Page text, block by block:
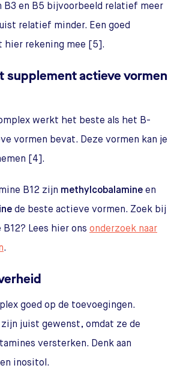
B3 en B5 bijvoorbeeld relatief meer
relatief minder. Een goed
hier rekening mee [5].
supplement actieve vormen
werkt het beste als het B-
vormen bevat. Deze vormen kan je
[4].
B12 zijn methylcobalamine en
de beste actieve vormen. Zoek bij
Lees hier ons onderzoek naar
.
goed op de toevoegingen.
juist gewenst, omdat ze de
versterken. Denk aan
inositol.